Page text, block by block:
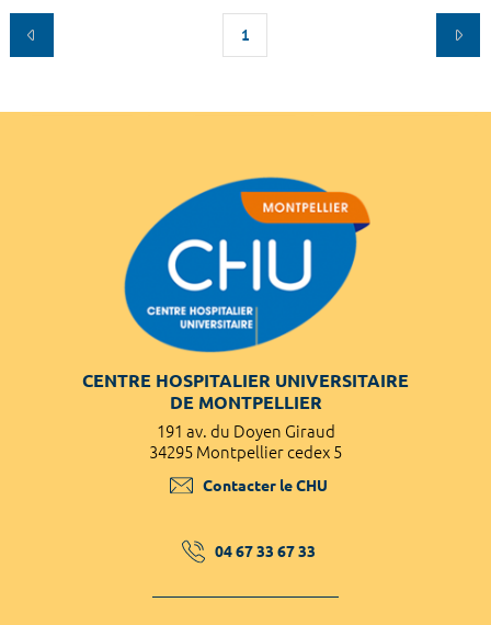
1
CENTRE HOSPITALIER UNIVERSITAIRE
DE MONTPELLIER
191 av. du Doyen Giraud
34295 Montpellier cedex 5
Contacter le CHU
04 67 33 67 33